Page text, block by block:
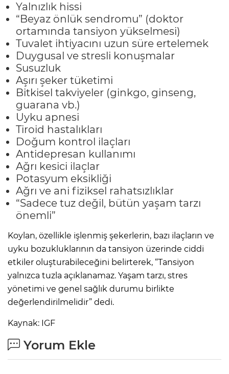
Yalnızlık hissi
“Beyaz önlük sendromu” (doktor
ortamında tansiyon yükselmesi)
Tuvalet ihtiyacını uzun süre ertelemek
Duygusal ve stresli konuşmalar
Susuzluk
Aşırı şeker tüketimi
Bitkisel takviyeler (ginkgo, ginseng,
guarana vb.)
Uyku apnesi
Tiroid hastalıkları
Doğum kontrol ilaçları
Antidepresan kullanımı
Ağrı kesici ilaçlar
Potasyum eksikliği
Ağrı ve ani fiziksel rahatsızlıklar
“Sadece tuz değil, bütün yaşam tarzı
önemli”
Koylan, özellikle işlenmiş şekerlerin, bazı ilaçların ve
uyku bozukluklarının da tansiyon üzerinde ciddi
etkiler oluşturabileceğini belirterek, “Tansiyon
yalnızca tuzla açıklanamaz. Yaşam tarzı, stres
yönetimi ve genel sağlık durumu birlikte
değerlendirilmelidir” dedi.
Kaynak: IGF
Yorum Ekle